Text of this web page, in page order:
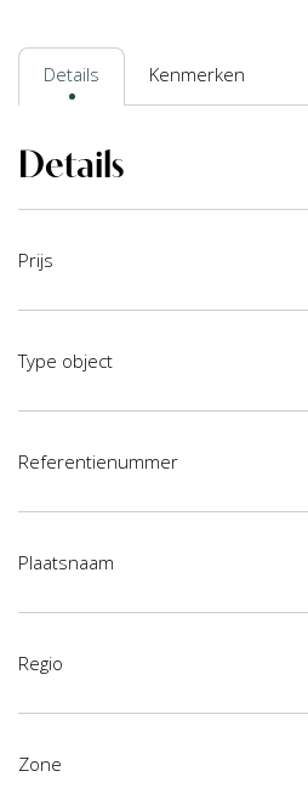
Details Kenmerken
Details
Prijs
Type object
Referentienummer
Plaatsnaam
Regio
Zone